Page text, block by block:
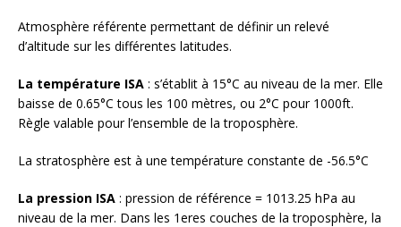
Atmosphère référente permettant de définir un relevé
d’altitude sur les différentes latitudes.
La température ISA : s’établit à 15°C au niveau de la mer. Elle
baisse de 0.65°C tous les 100 mètres, ou 2°C pour 1000ft.
Règle valable pour l’ensemble de la troposphère.
La stratosphère est à une température constante de -56.5°C
La pression ISA : pression de référence = 1013.25 hPa au
niveau de la mer. Dans les 1eres couches de la troposphère, la